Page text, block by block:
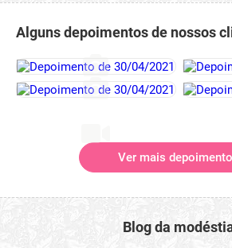
Alguns depoimentos de nossos
Ver mais
Blog da